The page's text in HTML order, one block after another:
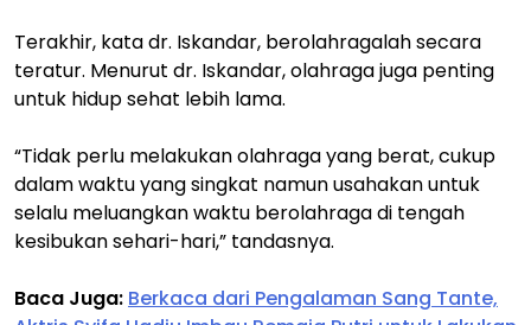
Terakhir, kata dr. Iskandar, berolahragalah secara
teratur. Menurut dr. Iskandar, olahraga juga penting
untuk hidup sehat lebih lama.
“Tidak perlu melakukan olahraga yang berat, cukup
dalam waktu yang singkat namun usahakan untuk
selalu meluangkan waktu berolahraga di tengah
kesibukan sehari-hari,” tandasnya.
Baca Juga: Berkaca dari Pengalaman Sang Tante,